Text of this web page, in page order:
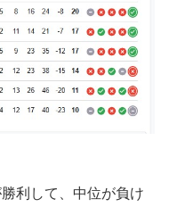
利して、中位が負け